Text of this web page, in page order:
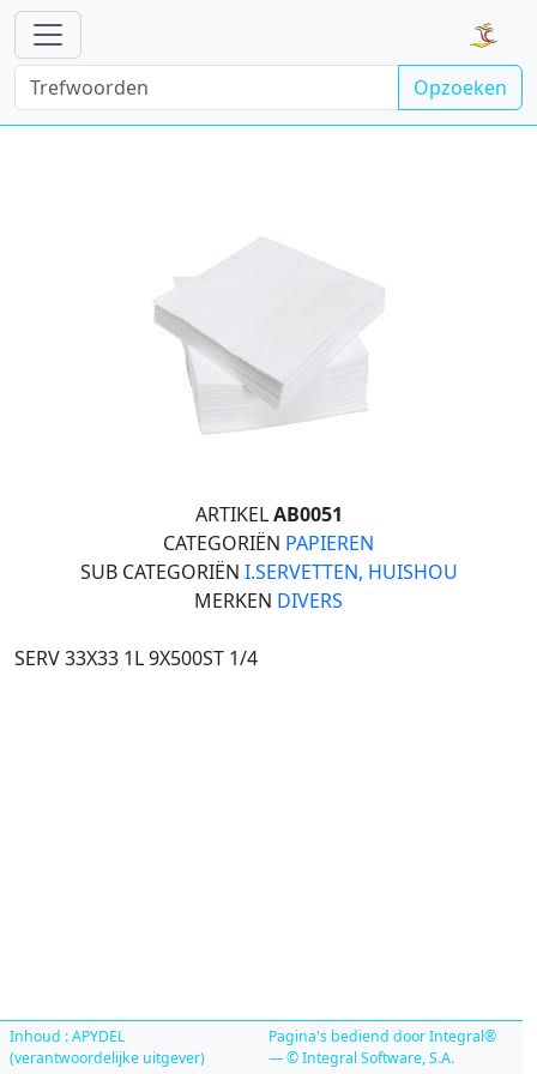
Opzoeken
ARTIKELAB0051
CATEGORIËN PAPIEREN
SUB CATEGORIËN I.SERVETTEN, HUISHOU
MERKEN DIVERS
SERV 33X33 1L 9X500ST 1/4
Inhoud : APYDEL
(verantwoordelijke uitgever)
Pagina's bediend door Integral®
— © Integral Software, S.A.